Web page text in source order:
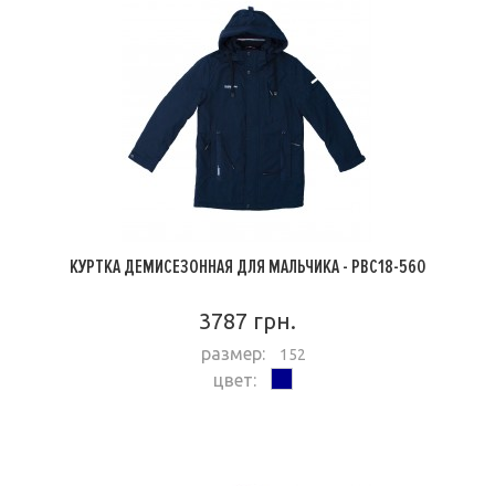
КУРТКА ДЕМИСЕЗОННАЯ ДЛЯ МАЛЬЧИКА - PBC18-560
3787 грн.
размер: 152
цвет: